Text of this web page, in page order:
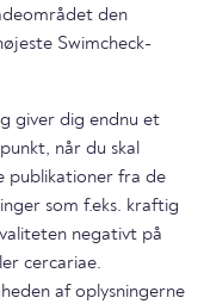
den
Swimcheck-
giver dig endnu et
når du skal
publikationer fra de
som f.eks. kraftig
negativt på
cercariae.
af oplysningerne